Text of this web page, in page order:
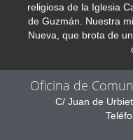
religiosa de la Iglesia
de Guzmán. Nuestra
Nueva, que brota de
Oficina de
C/ Juan de